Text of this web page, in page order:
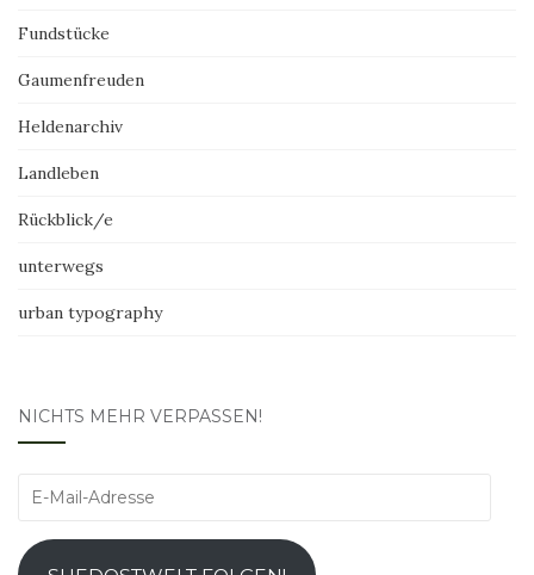
Fundstücke
Gaumenfreuden
Heldenarchiv
Landleben
Rückblick/e
unterwegs
urban typography
NICHTS MEHR VERPASSEN!
E-
Adresse